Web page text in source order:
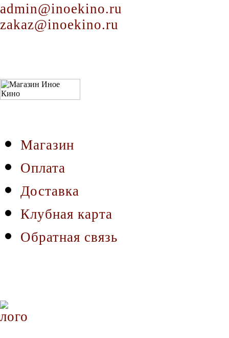
admin@inoekino.ru
zakaz@inoekino.ru
Магазин
Оплата
Доставка
Клубная карта
Обратная связь